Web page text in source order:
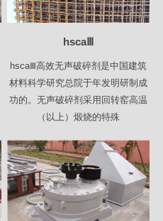
hscaⅢ
hscaⅢ高效无声破碎剂是中国建筑
材料科学研究总院于年发明研制成
功的。无声破碎剂采用回转窑高温
（以上）煅烧的特殊